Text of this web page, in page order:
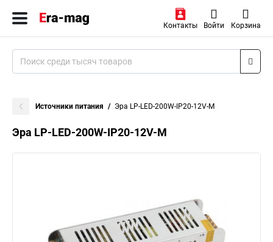
Контакты Войти Корзина
Источники питания Эра LP-LED-200W-IP20-12V-M
Эра LP-LED-200W-IP20-12V-M